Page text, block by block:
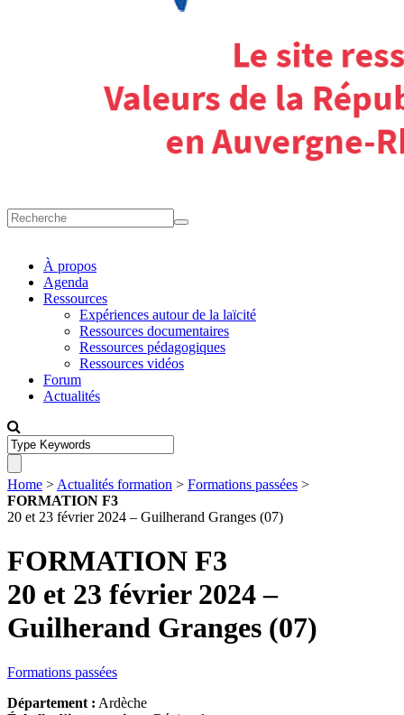
À propos
Agenda
Ressources
Expériences autour de la laïcité
Ressources documentaires
Ressources pédagogiques
Ressources vidéos
Forum
Actualités
Home > Actualités formation > Formations passées >
FORMATION F3
20 et 23 février 2024 – Guilherand Granges (07)
FORMATION F3
20 et 23 février 2024 –
Guilherand Granges (07)
Formations passées
Département : Ardèche